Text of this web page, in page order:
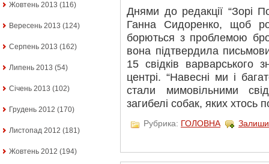
Жовтень 2013 (116)
Вересень 2013 (124)
Серпень 2013 (162)
Липень 2013 (54)
Січень 2013 (102)
Грудень 2012 (170)
Листопад 2012 (181)
Жовтень 2012 (194)
Днями до редакції “Зорі
Ганна Сидоренко, щоб
борються з проблемою
вона підтвердила
15 свідків варварського
центрі. “Навесні ми і
стали мимовільними
загибелі собак, яких хтось
Рубрика: ГОЛОВНА